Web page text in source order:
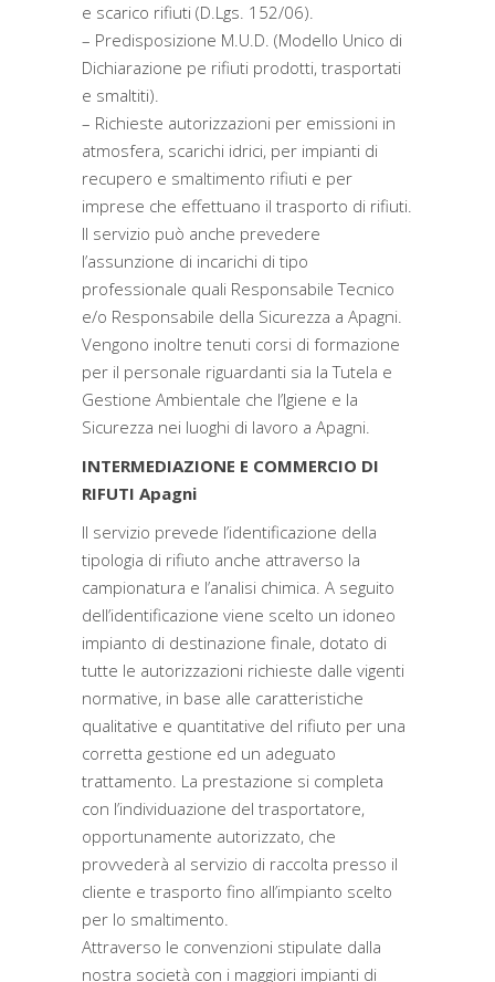
e scarico rifiuti (D.Lgs. 152/06).
– Predisposizione M.U.D. (Modello Unico di
Dichiarazione pe rifiuti prodotti, trasportati
e smaltiti).
– Richieste autorizzazioni per emissioni in
atmosfera, scarichi idrici, per impianti di
recupero e smaltimento rifiuti e per
imprese che effettuano il trasporto di rifiuti.
Il servizio può anche prevedere
l’assunzione di incarichi di tipo
professionale quali Responsabile Tecnico
e/o Responsabile della Sicurezza a Apagni.
Vengono inoltre tenuti corsi di formazione
per il personale riguardanti sia la Tutela e
Gestione Ambientale che l’Igiene e la
Sicurezza nei luoghi di lavoro a Apagni.
INTERMEDIAZIONE E COMMERCIO DI
RIFUTI Apagni
Il servizio prevede l’identificazione della
tipologia di rifiuto anche attraverso la
campionatura e l’analisi chimica. A seguito
dell’identificazione viene scelto un idoneo
impianto di destinazione finale, dotato di
tutte le autorizzazioni richieste dalle vigenti
normative, in base alle caratteristiche
qualitative e quantitative del rifiuto per una
corretta gestione ed un adeguato
trattamento. La prestazione si completa
con l’individuazione del trasportatore,
opportunamente autorizzato, che
provvederà al servizio di raccolta presso il
cliente e trasporto fino all’impianto scelto
per lo smaltimento.
Attraverso le convenzioni stipulate dalla
nostra società con i maggiori impianti di